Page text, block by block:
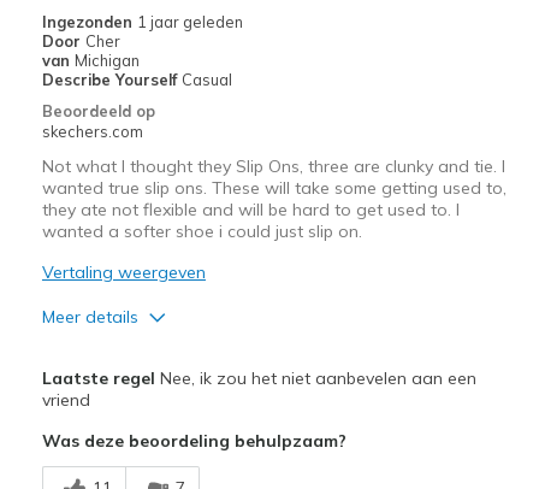
Width
Feels true to width
Sizing
View On Shoes
I'm Into Shoes
Ingezonden 1 jaar geleden
Door Cher
van Michigan
Describe Yourself Casual
Beoordeeld op
skechers.com
Not what I thought they Slip Ons, three are clunky and tie. I
wanted true slip ons. These will take some getting used to,
they ate not flexible and will be hard to get used to. I
wanted a softer shoe i could just slip on.
Vertaling weergeven
Meer details
Attractive Design
Stylish
Laatste regel Nee, ik zou het niet aanbevelen aan een
vriend
Was deze beoordeling behulpzaam?